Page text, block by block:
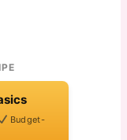
Budget-